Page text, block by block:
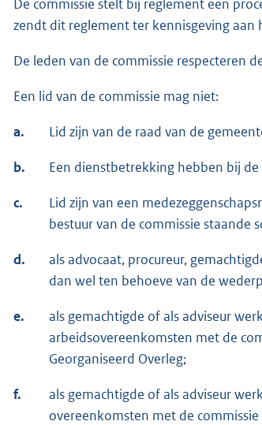
De commissie stelt bij reglement een
zendt dit reglement ter kennisgeving aan
De leden van de commissie respecteren
Een lid van de commissie mag niet:
a. Lid zijn van de raad van de
b. Een dienstbetrekking hebben bij
c.
Lid zijn van een
bestuur van de commissie staande
d.
als advocaat, procureur,
dan wel ten behoeve van de
e.
als gemachtigde of als adviseur
arbeidsovereenkomsten met de
Georganiseerd Overleg;
f.
als gemachtigde of als adviseur
overeenkomsten met de